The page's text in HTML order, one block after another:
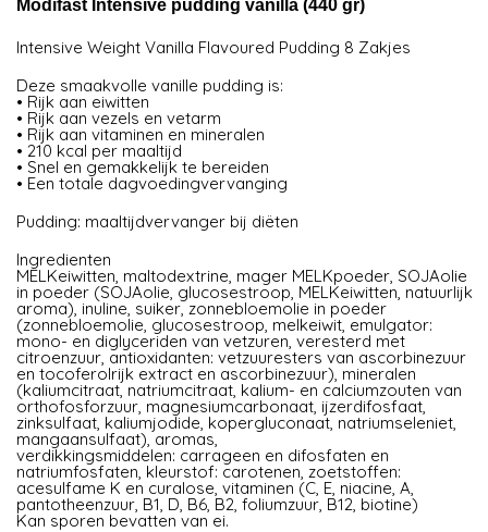
Modifast Intensive pudding vanilla (440 gr)
Intensive Weight Vanilla Flavoured Pudding 8 Zakjes
Deze smaakvolle vanille pudding is:
• Rijk aan eiwitten
• Rijk aan vezels en vetarm
• Rijk aan vitaminen en mineralen
• 210 kcal per maaltijd
• Snel en gemakkelijk te bereiden
• Een totale dagvoedingvervanging
Pudding: maaltijdvervanger bij diëten
Ingredienten
MELKeiwitten, maltodextrine, mager MELKpoeder, SOJAolie
in poeder (SOJAolie, glucosestroop, MELKeiwitten, natuurlijk
aroma), inuline, suiker, zonnebloemolie in poeder
(zonnebloemolie, glucosestroop, melkeiwit, emulgator:
mono- en diglyceriden van vetzuren, veresterd met
citroenzuur, antioxidanten: vetzuuresters van ascorbinezuur
en tocoferolrijk extract en ascorbinezuur), mineralen
(kaliumcitraat, natriumcitraat, kalium- en calciumzouten van
orthofosforzuur, magnesiumcarbonaat, ijzerdifosfaat,
zinksulfaat, kaliumjodide, kopergluconaat, natriumseleniet,
mangaansulfaat), aromas,
verdikkingsmiddelen: carrageen en difosfaten en
natriumfosfaten, kleurstof: carotenen, zoetstoffen:
acesulfame K en curalose, vitaminen (C, E, niacine, A,
pantotheenzuur, B1, D, B6, B2, foliumzuur, B12, biotine)
Kan sporen bevatten van ei.